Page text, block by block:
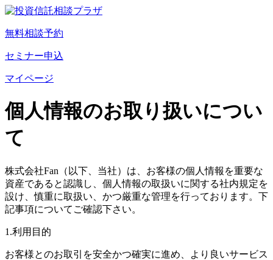
無料相談予約
セミナー申込
マイページ
個人情報のお取り扱いについ
て
株式会社Fan（以下、当社）は、お客様の個人情報を重要な
資産であると認識し、個人情報の取扱いに関する社内規定を
設け、慎重に取扱い、かつ厳重な管理を行っております。下
記事項についてご確認下さい。
1.利用目的
お客様とのお取引を安全かつ確実に進め、より良いサービス